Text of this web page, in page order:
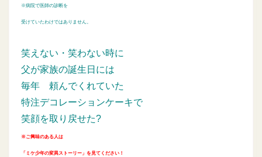
※病院で医師の診断を
受けていたわけではありません。
笑えない・笑わない時に
父が家族の誕生日には
毎年 頼んでくれていた
特注デコレーションケーキで
笑顔を取り戻せた?
※ご興味のある人は
「ミケ少年の変異ストーリー」を見てください！